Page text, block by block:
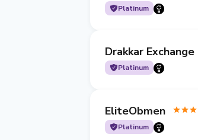
Platinum
Drakkar Exchange
Platinum
EliteObmen
Platinum